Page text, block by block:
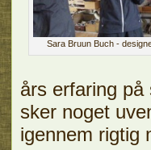
Sara Bruun Buch -
års erfaring
sker noget
igennem rigtig